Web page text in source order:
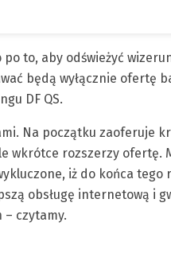
to, aby odświeżyć
będą wyłącznie ofertę
DF QS.
Na początku zaoferuje
wkrótce rozszerzy ofertę.
iż do końca tego
obsługę internetową i
czytamy.